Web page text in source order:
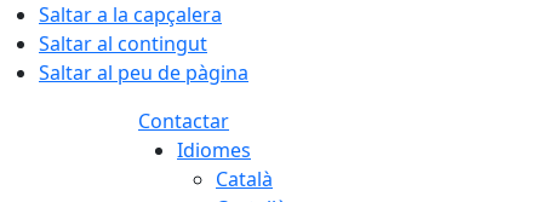
Saltar a la capçalera
Saltar al contingut
Saltar al peu de pàgina
Contactar
Idiomes
Català